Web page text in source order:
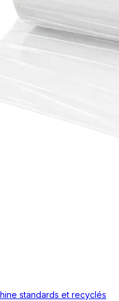
standards et recyclés